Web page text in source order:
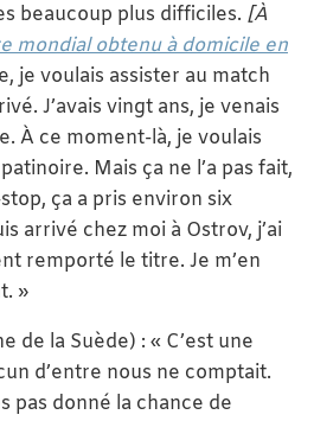
beaucoup plus difficiles. [À
mondial obtenu à domicile en
je voulais assister au match
J’avais vingt ans, je venais
À ce moment-là, je voulais
Mais ça ne l’a pas fait,
ça a pris environ six
arrivé chez moi à Ostrov, j’ai
remporté le titre. Je m’en
»
de la Suède) : « C’est une
d’entre nous ne comptait.
pas donné la chance de